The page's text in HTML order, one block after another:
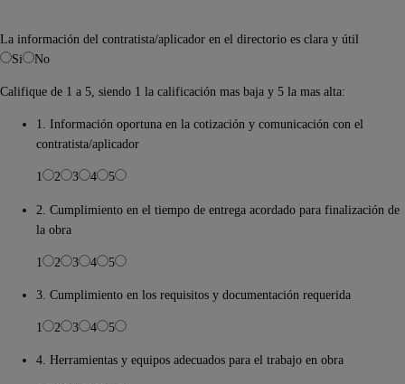
La información del contratista/aplicador en el directorio es clara y útil
Si
No
Califique de 1 a 5, siendo 1 la calificación mas baja y 5 la mas alta:
1. Información oportuna en la cotización y comunicación con el
contratista/aplicador
1 2 3 4 5
2. Cumplimiento en el tiempo de entrega acordado para finalización de
la obra
1 2 3 4 5
3. Cumplimiento en los requisitos y documentación requerida
1 2 3 4 5
4. Herramientas y equipos adecuados para el trabajo en obra